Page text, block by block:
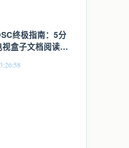
终极指南：5分
盒子文档阅读的